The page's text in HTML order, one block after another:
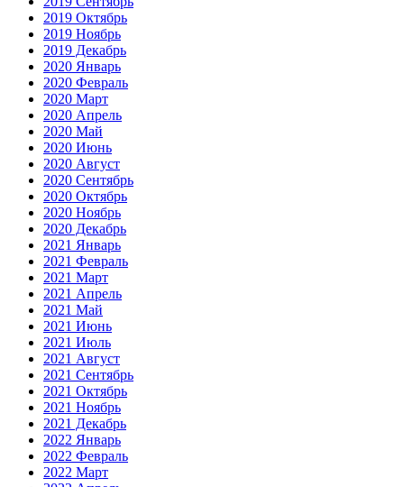
2019 Октябрь
2019 Ноябрь
2019 Декабрь
2020 Январь
2020 Февраль
2020 Март
2020 Апрель
2020 Май
2020 Июнь
2020 Август
2020 Сентябрь
2020 Октябрь
2020 Ноябрь
2020 Декабрь
2021 Январь
2021 Февраль
2021 Март
2021 Апрель
2021 Май
2021 Июнь
2021 Июль
2021 Август
2021 Сентябрь
2021 Октябрь
2021 Ноябрь
2021 Декабрь
2022 Январь
2022 Февраль
2022 Март